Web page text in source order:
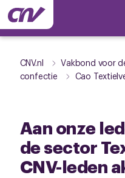
CNV.nl Vakbond voor
confectie
Cao
Aan onze
de sector
CNV-leden